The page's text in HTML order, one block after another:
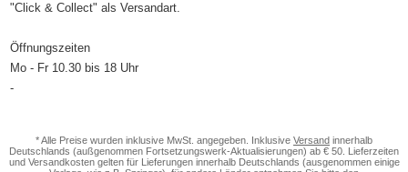
"Click & Collect" als Versandart.
Öffnungszeiten
Mo - Fr 10.30 bis 18 Uhr
-
* Alle Preise wurden inklusive MwSt. angegeben. Inklusive Versand innerhalb
Deutschlands (außgenommen Fortsetzungswerk-Aktualisierungen) ab € 50. Lieferzeiten
und Versandkosten gelten für Lieferungen innerhalb Deutschlands (ausgenommen einige